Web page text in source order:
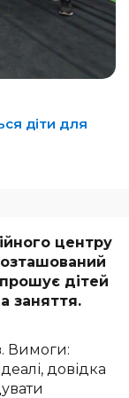
діти для
центру
дітей
заняття.
Вимоги:
довідка